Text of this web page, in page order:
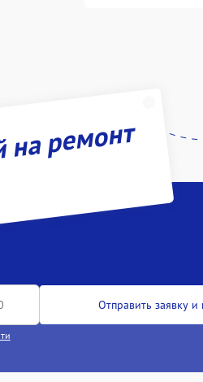
ремонт
Отправить заявку